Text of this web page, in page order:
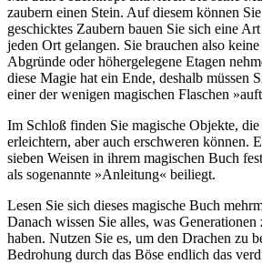
zaubern einen Stein. Auf diesem können
geschicktes Zaubern bauen Sie sich eine
jeden Ort gelangen. Sie brauchen also
Abgründe oder höhergelegene Etagen
diese Magie hat ein Ende, deshalb müssen
einer der wenigen magischen Flaschen
Im Schloß finden Sie magische Objekte,
erleichtern, aber auch erschweren können.
sieben Weisen in ihrem magischen Buch
als sogenannte »Anleitung« beiliegt.
Lesen Sie sich dieses magische Buch
Danach wissen Sie alles, was Generationen
haben. Nutzen Sie es, um den Drachen zu
Bedrohung durch das Böse endlich das